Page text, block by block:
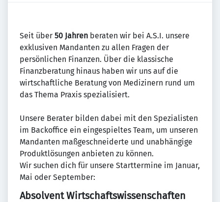
Seit über 50 Jahren beraten wir bei A.S.I. unsere
exklusiven Mandanten zu allen Fragen der
persönlichen Finanzen. Über die klassische
Finanzberatung hinaus haben wir uns auf die
wirtschaftliche Beratung von Medizinern rund um
das Thema Praxis spezialisiert.
Unsere Berater bilden dabei mit den Spezialisten
im Backoffice ein eingespieltes Team, um unseren
Mandanten maßgeschneiderte und unabhängige
Produktlösungen anbieten zu können.
Wir suchen dich für unsere Starttermine im Januar,
Mai oder September:
Absolvent Wirtschaftswissenschaften